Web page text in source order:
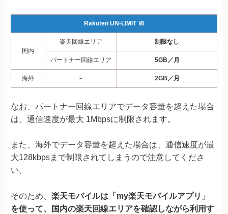
Rakuten UN-LIMIT Ⅶ
国内
楽天回線エリア 制限なし
パートナー回線エリア 5GB／月
海外 － 2GB／月
なお、パートナー回線エリアでデータ容量を超えた場合
は、通信速度が最大 1Mbpsに制限されます。
また、海外でデータ容量を超えた場合は、通信速度が最
大128kbpsまで制限されてしまうので注意してくださ
い。
そのため、 楽天モバイルは「my楽天モバイルアプリ」
を使って、国内の楽天回線エリアを確認しながら利用す